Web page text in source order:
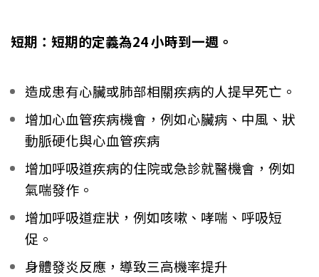
短期：短期的定義為24 小時到一週。
造成患有心臟或肺部相關疾病的人提早死亡。
增加心血管疾病機會，例如心臟病、中風、狀
動脈硬化與心血管疾病
增加呼吸道疾病的住院或急診就醫機會，例如
氣喘發作。
增加呼吸道症狀，例如咳嗽、哮喘、呼吸短
促。
身體發炎反應，導致三高機率提升